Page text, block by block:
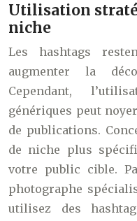
Utilisation
niche
Les hashtags
augmenter la
Cependant,
génériques peut
de publications.
de niche plus
votre public cible.
photographe
utilisez des